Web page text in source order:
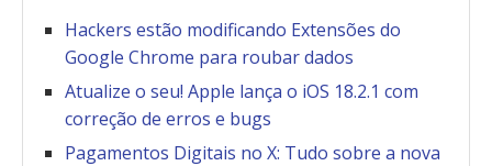
Hackers estão modificando Extensões do
Google Chrome para roubar dados
Atualize o seu! Apple lança o iOS 18.2.1 com
correção de erros e bugs
Pagamentos Digitais no X: Tudo sobre a nova